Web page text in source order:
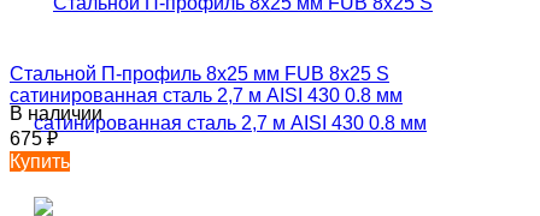
Стальной П-профиль 8х25 мм FUB 8х25 S
сатинированная сталь 2,7 м AISI 430 0.8 мм
В наличии
675₽
Купить